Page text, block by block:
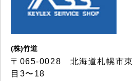
(株)竹道
〒065-0028 北海道札幌市東
目3〜18